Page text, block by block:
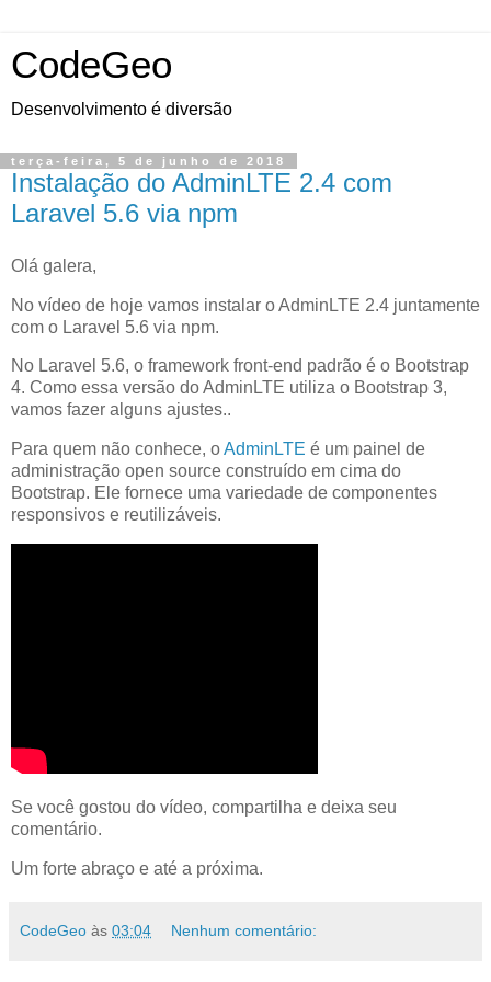
CodeGeo
Desenvolvimento é diversão
terça-feira, 5 de junho de 2018
Instalação do AdminLTE 2.4 com
Laravel 5.6 via npm
Olá galera,
No vídeo de hoje vamos instalar o AdminLTE 2.4 juntamente
com o Laravel 5.6 via npm.
No Laravel 5.6, o framework front-end padrão é o Bootstrap
4. Como essa versão do AdminLTE utiliza o Bootstrap 3,
vamos fazer alguns ajustes..
Para quem não conhece, oAdminLTE é um painel de
administração open source construído em cima do
Bootstrap. Ele fornece uma variedade de componentes
responsivos e reutilizáveis.
Se você gostou do vídeo, compartilha e deixa seu
comentário.
Um forte abraço e até a próxima.
CodeGeo às 03:04 Nenhum comentário: